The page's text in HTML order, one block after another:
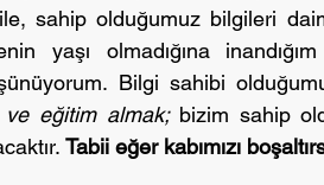
sahip olduğumuz bilgileri
yaşı olmadığına
ve eğitim almak; bizim sahip
Tabii eğer kabımızı